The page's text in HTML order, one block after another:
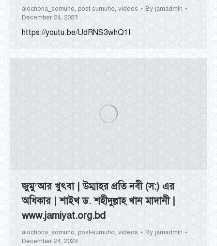
alochona_somuho, post-sumuho, videos By jamadmin
December 24, 2023
https://youtu.be/UdRNS3whQ1I
জুমু’আর খুৎবা | উম্মাহর প্রতি নবী (স:) এর
অধিকার | শাইখ ড. শহীদুল্লাহ খান মাদানী |
www.jamiyat.org.bd
alochona_somuho, post-sumuho, videos By jamadmin
December 24, 2023